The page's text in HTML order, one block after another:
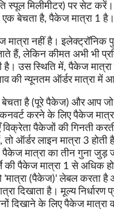
स्पूल मिलीमीटर) पर सेट
एक बेचता है, पैकेज मात्रा 1 है।
मात्रा नहीं है। इलेक्ट्रॉनिक
हैं, लेकिन कीमत अभी भी
है। उस स्थिति में, पैकेज मात्रा
की न्यूनतम ऑर्डर मात्रा में
बेचता है (पूरे पैकेज) और आप
करने के लिए पैकेज
विक्रेता पैकेजों की गिनती
ऑर्डर लाइन मात्रा 3 होती
मात्रा का तीन गुना जुड़
की पैकेज मात्रा 1 से अधिक
'मात्रा (पैकेज)' लेबल करता
दिखाता है। मूल्य निर्धारण
दिखाने के लिए पैकेज मात्रा